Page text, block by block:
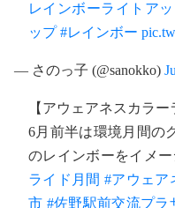
レインボーライトア
ップ #レインボー
— さのっ子 (@sanokko)
【アウェアネスカラ
6月前半は環境月間の
のレインボーをイメ
ライド月間 #アウェア
市 #佐野駅前交流プラ